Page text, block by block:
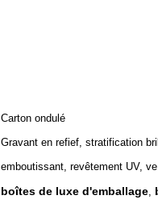
Carton ondulé
Gravant en refief, stratification
emboutissant, revêtement UV, ve
boîtes de luxe d'emballage,